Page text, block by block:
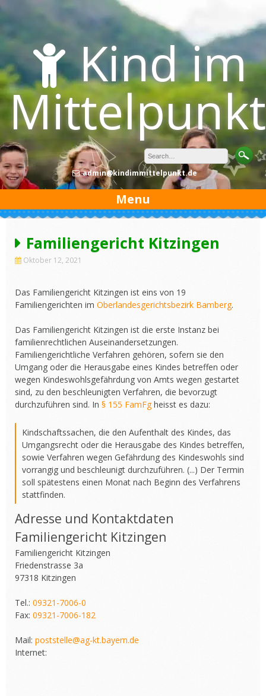
Skip
Kind im
Mittelpunkt
admin@kindimmittelpunkt.de
Menu
Familiengericht Kitzingen
Oktober 12, 2021
Das Familiengericht Kitzingen ist eins von 19
Familiengerichten im Oberlandesgerichtsbezirk Bamberg.
Das Familiengericht Kitzingen ist die erste Instanz bei
familienrechtlichen Auseinandersetzungen.
Familiengerichtliche Verfahren gehören, sofern sie den
Umgang oder die Herausgabe eines Kindes betreffen oder
wegen Kindeswohlsgefährdung von Amts wegen gestartet
sind, zu den beschleunigten Verfahren, die bevorzugt
durchzuführen sind. In § 155 FamFgheisst es dazu:
Kindschaftssachen, die den Aufenthalt des Kindes, das
Umgangsrecht oder die Herausgabe des Kindes betreffen,
sowie Verfahren wegen Gefährdung des Kindeswohls sind
vorrangig und beschleunigt durchzuführen. (...) Der Termin
soll spätestens einen Monat nach Beginn des Verfahrens
stattfinden.
Adresse und Kontaktdaten
Familiengericht Kitzingen
Familiengericht Kitzingen
Friedenstrasse 3a
97318 Kitzingen
Tel.: 09321-7006-0
Fax: 09321-7006-182
Mail: poststelle@ag-kt.bayern.de
Internet: